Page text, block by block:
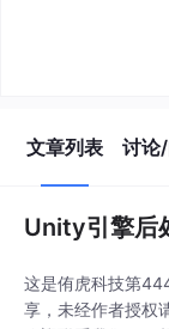
文章列表 讨论
Unity引擎后
这是侑虎科技第
享，未经作者授权